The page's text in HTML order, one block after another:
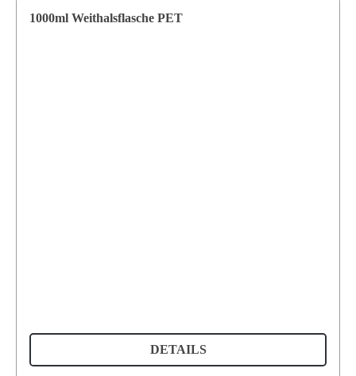
1000ml Weithalsflasche PET
DETAILS